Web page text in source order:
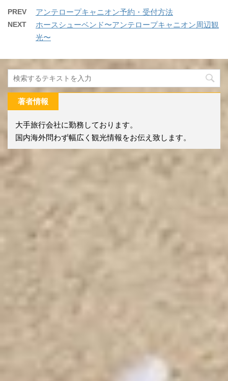
PREV アンテロープキャニオン予約・受付方法
NEXT
ホースシューベンド〜アンテロープキャニオン周辺観
光〜
著者情報
大手旅行会社に勤務しております。
国内海外問わず幅広く観光情報をお伝え致します。